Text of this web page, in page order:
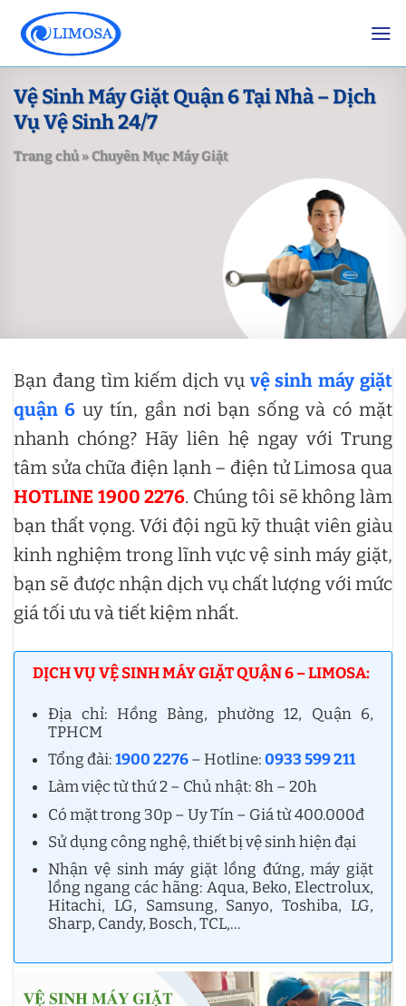
content
Vệ Sinh Máy Giặt Quận 6 Tại Nhà – Dịch
Vụ Vệ Sinh 24/7
Trang chủ»Chuyên Mục Máy Giặt
Bạn đang tìm kiếm dịch vụ vệ sinh máy giặt
quận 6 uy tín, gần nơi bạn sống và có mặt
nhanh chóng? Hãy liên hệ ngay với Trung
tâm sửa chữa điện lạnh – điện tử Limosa qua
HOTLINE 1900 2276. Chúng tôi sẽ không làm
bạn thất vọng. Với đội ngũ kỹ thuật viên giàu
kinh nghiệm trong lĩnh vực vệ sinh máy giặt,
bạn sẽ được nhận dịch vụ chất lượng với mức
giá tối ưu và tiết kiệm nhất.
DỊCH VỤ VỆ SINH MÁY GIẶT QUẬN 6 – LIMOSA:
Địa chỉ: Hồng Bàng, phường 12, Quận 6,
TPHCM
Tổng đài:1900 2276– Hotline:0933 599 211
Làm việc từ thứ 2 – Chủ nhật: 8h – 20h
Có mặt trong 30p – Uy Tín – Giá từ 400.000đ
Sử dụng công nghệ, thiết bị vệ sinh hiện đại
Nhận vệ sinh máy giặt lồng đứng, máy giặt
lồng ngang các hãng: Aqua, Beko, Electrolux,
Hitachi, LG, Samsung, Sanyo, Toshiba, LG,
Sharp, Candy, Bosch, TCL,…